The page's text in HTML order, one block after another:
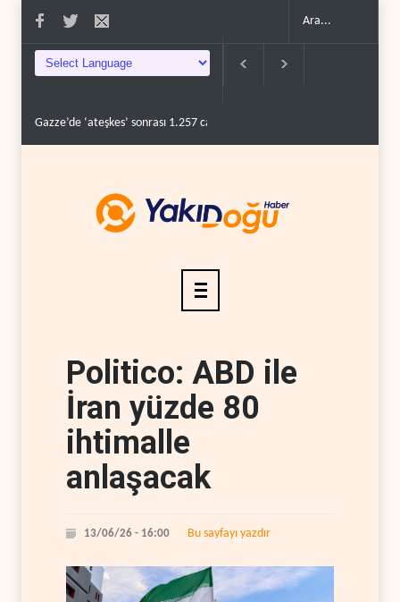
Gazze’de ‘ateşkes’ sonrası 1.257 can kaybı..
Politico: ABD ile
İran yüzde 80
ihtimalle
anlaşacak
13/06/26 - 16:00 Bu sayfayı yazdır